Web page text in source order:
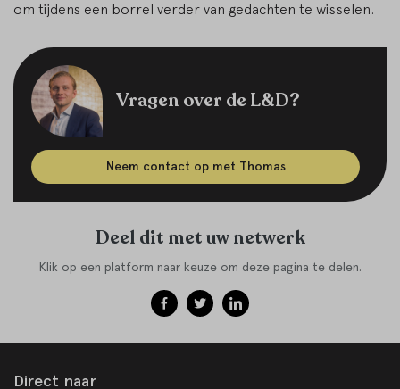
om tijdens een borrel verder van gedachten te wisselen.
Vragen over de L&D?
Neem contact op met Thomas
Deel dit met uw netwerk
Klik op een platform naar keuze om deze pagina te delen.
Direct naar